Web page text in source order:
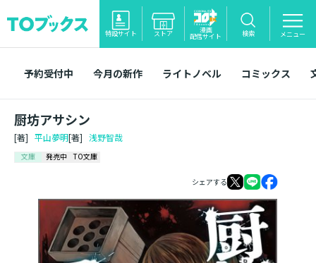
特設サイト ストア 漫画
配信サイト 検索 メニュー
予約受付中 今月の新作 ライトノベル コミックス
厨坊アサシン
[著] 平山夢明[著] 浅野智哉
文庫 発売中 TO文庫
シェアする